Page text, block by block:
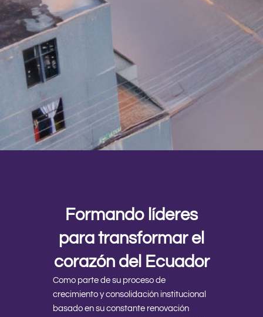
Formando líderes
para transformar el
corazón del Ecuador
Como parte de su proceso de
crecimiento y consolidación institucional
basado en su constante renovación